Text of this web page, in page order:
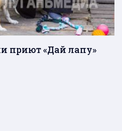
приют «Дай лапу»